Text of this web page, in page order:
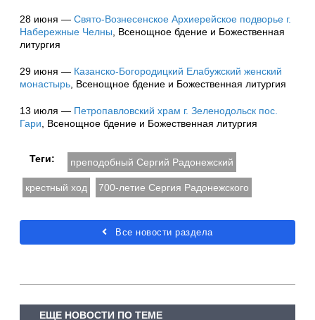
28 июня — Свято-Вознесенское Архиерейское подворье г.
Набережные Челны , Всенощное бдение и Божественная
литургия
29 июня — Казанско-Богородицкий Елабужский женский
монастырь , Всенощное бдение и Божественная литургия
13 июля — Петропавловский храм г. Зеленодольск пос.
Гари , Всенощное бдение и Божественная литургия
Теги: преподобный Сергий Радонежский
крестный ход 700-летие Сергия Радонежского
Все новости раздела
ЕЩЕ НОВОСТИ ПО ТЕМЕ